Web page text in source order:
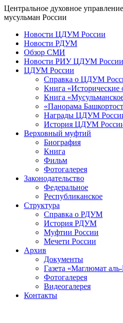
Центральное духовное управление
мусульман России
Новости ЦДУМ России
Новости РДУМ
Обзор СМИ
Новости РИУ ЦДУМ России
ЦДУМ России
Справка о ЦДУМ
Книга «Исторические
Книга
«Панорама
Награды ЦДУМ
История ЦДУМ
Верховный муфтий
Биография
Книга
Фильм
Фотогалерея
Законодательство
Федеральное
Республиканское
Структура
Справка о РДУМ
История РДУМ
Муфтии России
Мечети России
Архив
Документы
Газета «Маглюмат аль-
Фотогалерея
Видеогалерея
Контакты